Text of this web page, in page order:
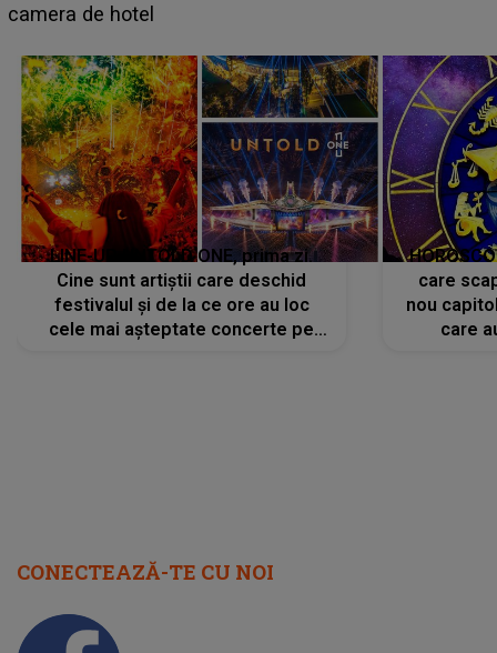
faptului împlinit, A RECUNOSCUT IMEDIAT: "Am
LINE-UP UNTOLD ONE, prima zi.
Cine sunt artiștii care deschid
festivalul și de la ce ore au loc
cele mai așteptate concerte pe
care
nou
care
CONECTEAZĂ-TE CU NOI